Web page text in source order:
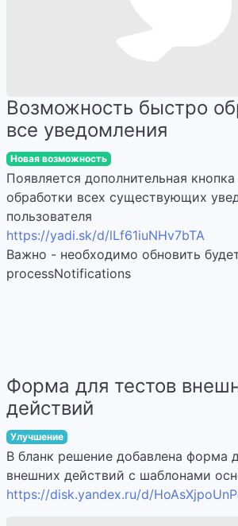
Возможность быстро
все уведомления
Новая возможность
Появляется дополнительная
обработки всех существующих
пользователя
https://yadi.sk/d/lLf61iuNHv7bTA
Важно - необходимо обновить
processNotifications
Форма для тестов
действий
Улучшение
В бланк решение добавлена форма
внешних действий с шаблонами
https://disk.yandex.ru/d/